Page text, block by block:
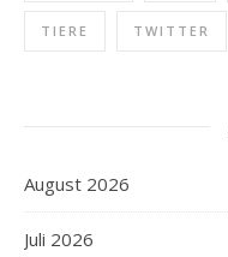
TIERE TWITTER
August 2026
Juli 2026